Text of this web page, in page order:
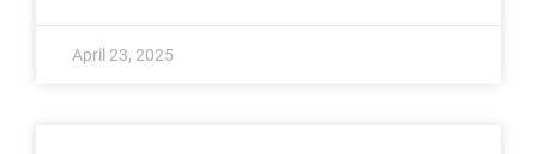
April 23, 2025